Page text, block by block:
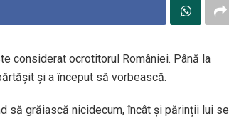
considerat ocrotitorul României. Până la
și a început să vorbească.
să grăiască nicidecum, încât și părinții lui se